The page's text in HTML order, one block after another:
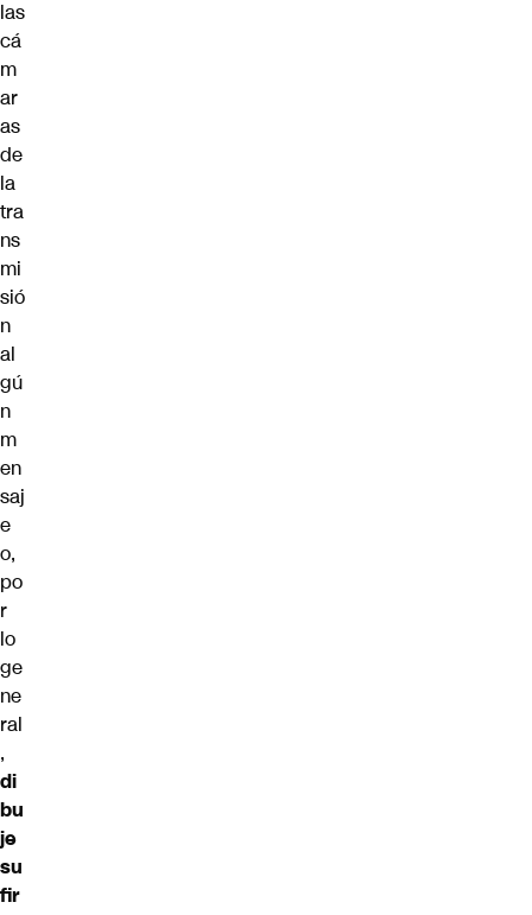
las
cá
m
ar
as
de
la
tra
ns
mi
sió
n
al
gú
n
m
en
saj
e
o,
po
r
lo
ge
ne
ral
,
di
bu
je
su
fir